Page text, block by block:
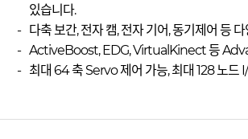
있습니다.
다축 보간, 전자 캠, 전자 기어, 동기제어 등
ActiveBoost, EDG, VirtualKinect 등
최대 64 축 Servo 제어 가능, 최대 128 노드